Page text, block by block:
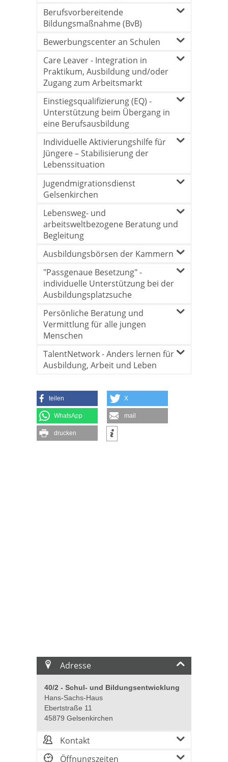
Berufsvorbereitende
Bildungsmaßnahme (BvB)
Bewerbungscenter an Schulen
Care Leaver - Integration in
Praktikum, Ausbildung und/oder
Zugang zum Arbeitsmarkt
Einstiegsqualifizierung (EQ) -
Unterstützung beim Übergang in
eine Berufsausbildung
Individuelle Aktivierungshilfe für
Jüngere – Stabilisierung der
Lebenssituation
Jugendmigrationsdienst
Gelsenkirchen
Lebensweg- und
arbeitsweltbezogene Beratung und
Begleitung
Ausbildungsbörsen der Kammern
"Passgenaue Besetzung" -
individuelle Unterstützung bei der
Ausbildungsplatzsuche
Persönliche Beratung und
Vermittlung für alle jungen
Menschen
TalentNetwork - Anders lernen für
Ausbildung, Arbeit und Leben
teilen X
WhatsApp mail
drucken
Adresse
40/2 - Schul- und Bildungsentwicklung
Hans-Sachs-Haus
Ebertstraße 11
45879 Gelsenkirchen
Kontakt
Öffnungszeiten